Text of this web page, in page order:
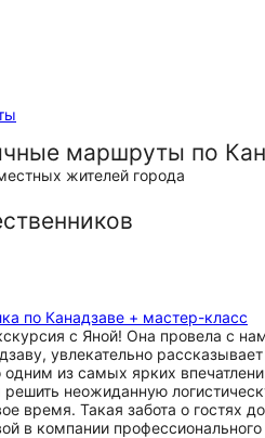
маршруты по
жителей города
по Канадзаве + мастер-класс
с Яной! Она провела с
увлекательно
из самых ярких
неожиданную
время. Такая забота о гостях
в компании